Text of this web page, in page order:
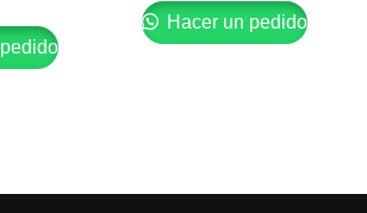
Hacer un pedido